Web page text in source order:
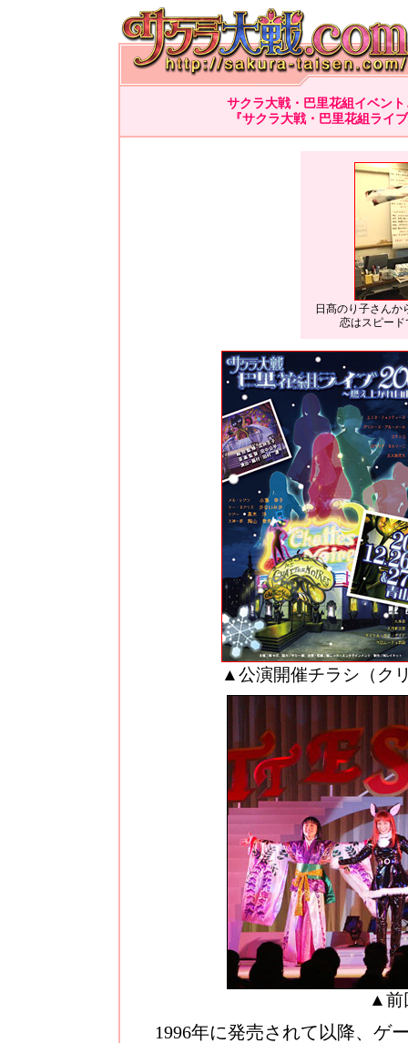
サクラ大戦・巴里花組イベン
『サクラ大戦・巴里花組ライ
日髙のり子さんか
恋はスピー
▲公演開催チラシ（ク
▲前
1996年に発売されて以降、ゲ